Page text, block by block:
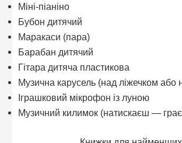
Міні-піаніно
Бубон дитячий
Маракаси (пара)
Барабан дитячий
Гітара дитяча пластикова
Музична карусель (над ліжечком або
Іграшковий мікрофон із луною
Музичний килимок (натискаєш —